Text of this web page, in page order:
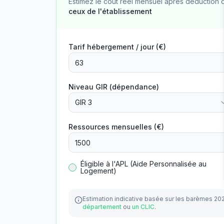
ceux de l'établissement
Tarif hébergement / jour (€)
Niveau GIR (dépendance)
GIR 3
Ressources mensuelles (€)
Éligible à l'APL (Aide Personnalisée au
Logement)
Estimation indicative basée sur les barèmes
département ou un CLIC.